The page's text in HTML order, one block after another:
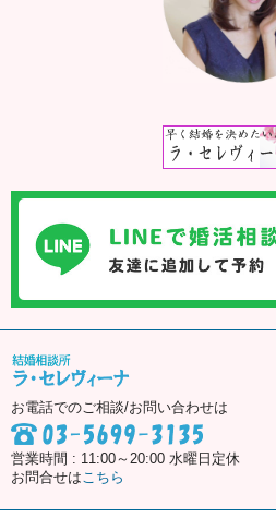
お電話でのご相談/お問い合わせは
営業時間 : 11:00～20:00 水曜日定休
お問合せは こちら